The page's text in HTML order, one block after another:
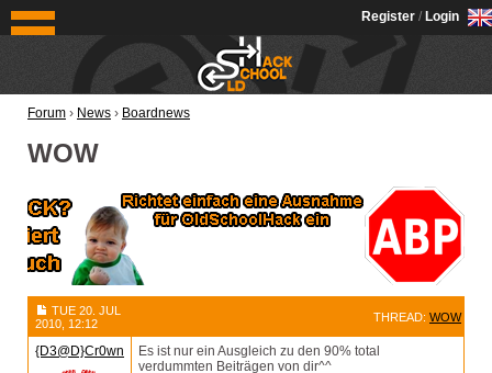
OldSchoolHack
Register / Login
Forum › News › Boardnews
WOW
TUE 20. JUL
2010, 12:12
THREAD: WOW
{D3@D}Cr0wn
Es ist nur ein Ausgleich zu den 90% total
verdummten Beiträgen von dir^^